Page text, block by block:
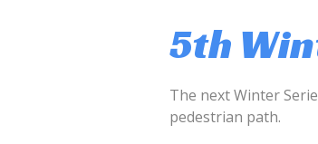
5th
The next Winter
pedestrian path.